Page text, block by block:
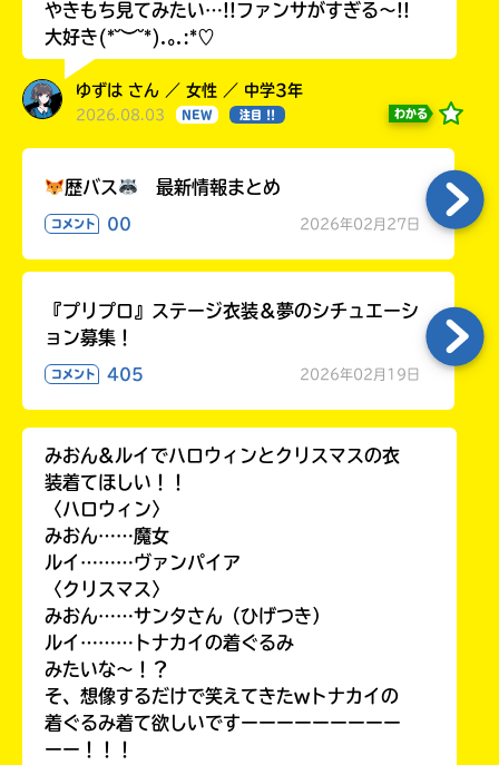
やきもち見てみたい…!!ファンサがすぎる〜!!
大好き(*˘︶˘*).｡.:*♡
ゆずは さん ／ 女性 ／ 中学3年
2026.08.03 NEW 注目 !! わかる
歴バス 最新情報まとめ
コメント 00 2026年02月27日
『プリプロ』ステージ衣装＆夢のシチュエーシ
ョン募集！
コメント 405 2026年02月19日
みおん&ルイでハロウィンとクリスマスの衣
装着てほしい！！
〈ハロウィン〉
みおん……魔女
ルイ………ヴァンパイア
〈クリスマス〉
みおん……サンタさん（ひげつき）
ルイ………トナカイの着ぐるみ
みたいな〜！？
そ、想像するだけで笑えてきたwトナカイの
着ぐるみ着て欲しいですーーーーーーーーー
ーー！！！